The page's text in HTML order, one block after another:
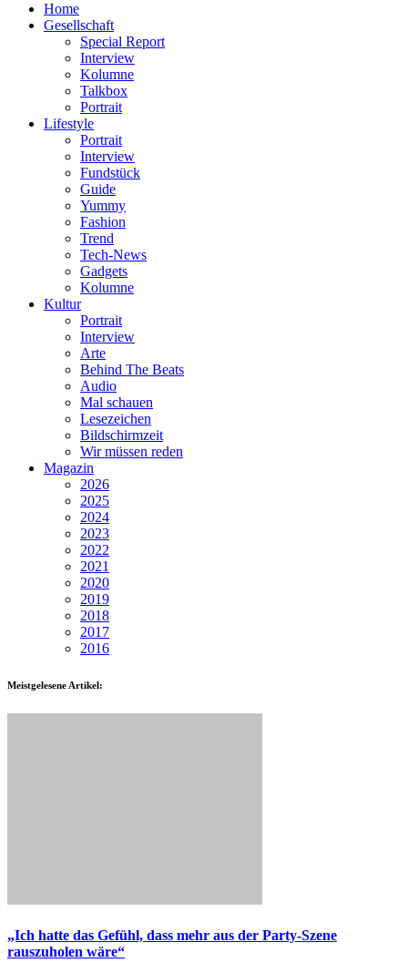
Home
Gesellschaft
Special Report
Interview
Kolumne
Talkbox
Portrait
Lifestyle
Portrait
Interview
Fundstück
Guide
Yummy
Fashion
Trend
Tech-News
Gadgets
Kolumne
Kultur
Portrait
Interview
Arte
Behind The Beats
Audio
Mal schauen
Lesezeichen
Bildschirmzeit
Wir müssen reden
Magazin
2026
2025
2024
2023
2022
2021
2020
2019
2018
2017
2016
Meistgelesene Artikel:
„Ich hatte das Gefühl, dass mehr aus der Party-Szene
rauszuholen wäre“